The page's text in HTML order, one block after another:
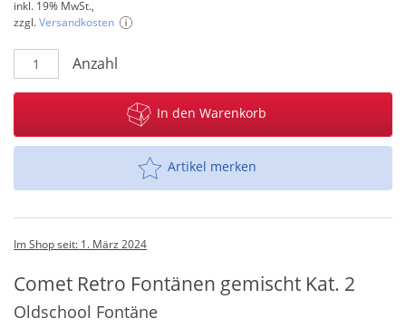
inkl. 19% MwSt.,
zzgl.Versandkosten
Anzahl
In den Warenkorb
Artikel merken
Im Shop seit: 1. März 2024
Comet Retro Fontänen gemischt Kat. 2
Oldschool Fontäne